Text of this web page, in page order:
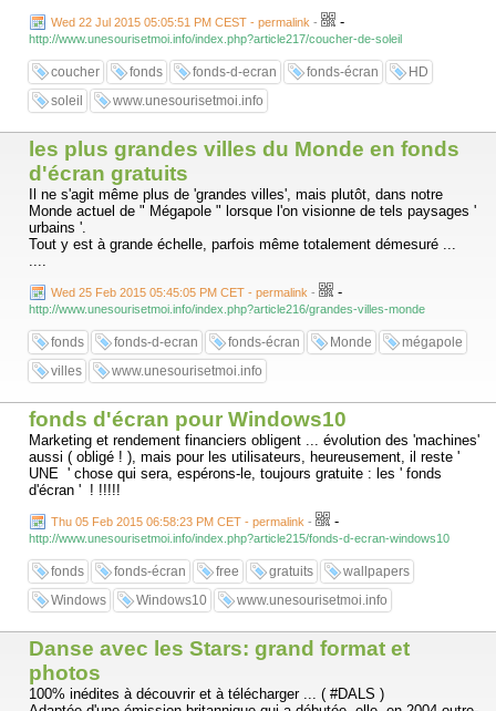
Wed 22 Jul 2015 05:05:51 PM CEST - permalink - -
http://www.unesourisetmoi.info/index.php?article217/coucher-de-soleil
coucher fonds fonds-d-ecran fonds-écran
HD
soleil
www.unesourisetmoi.info
les plus grandes villes du Monde en fonds
d'écran gratuits
Il ne s'agit même plus de 'grandes villes', mais plutôt, dans notre
Monde actuel de " Mégapole " lorsque l'on visionne de tels paysages '
urbains '.
Tout y est à grande échelle, parfois même totalement démesuré ...
....
Wed 25 Feb 2015 05:45:05 PM CET - permalink - -
http://www.unesourisetmoi.info/index.php?article216/grandes-villes-monde
fonds fonds-d-ecran fonds-écran Monde
mégapole
villes
www.unesourisetmoi.info
fonds d'écran pour Windows10
Marketing et rendement financiers obligent ... évolution des 'machines'
aussi ( obligé ! ), mais pour les utilisateurs, heureusement, il reste '
UNE ' chose qui sera, espérons-le, toujours gratuite : les ' fonds
d'écran ' ! !!!!!
Thu 05 Feb 2015 06:58:23 PM CET - permalink - -
http://www.unesourisetmoi.info/index.php?article215/fonds-d-ecran-windows10
fonds fonds-écran free gratuits
wallpapers
Windows
Windows10 www.unesourisetmoi.info
Danse avec les Stars: grand format et
photos
100% inédites à découvrir et à télécharger ... ( #DALS )